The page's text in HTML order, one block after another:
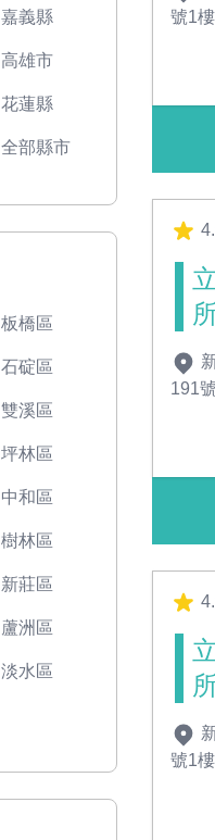
嘉義縣
高雄市
花蓮縣
全部縣市
板橋區
石碇區
雙溪區
坪林區
中和區
樹林區
新莊區
蘆洲區
淡水區
號1樓
191號
號1